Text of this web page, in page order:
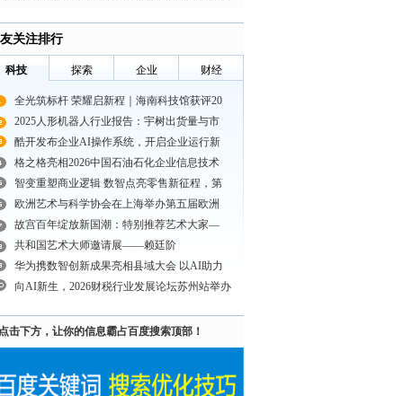
关注排行
科技 探索 企业 财经
全光筑标杆 荣耀启新程｜海南科技馆获评20
2025人形机器人行业报告：宇树出货量与市
酷开发布企业AI操作系统，开启企业运行新
格之格亮相2026中国石油石化企业信息技术
智变重塑商业逻辑 数智点亮零售新征程，第
欧洲艺术与科学协会在上海举办第五届欧洲
故宫百年绽放新国潮：特别推荐艺术大家—
共和国艺术大师邀请展——赖廷阶
华为携数智创新成果亮相县域大会 以AI助力
向AI新生，2026财税行业发展论坛苏州站举办
击下方，让你的信息霸占百度搜索顶部！